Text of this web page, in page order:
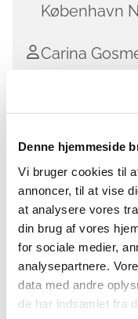
Denne hjemmeside
Vi bruger cookies til
annoncer, til at vise
at analysere vores
din brug af vores
for sociale medier,
analysepartnere.
data med andre
de har indsamlet fra
København
Carina
I læsekredsen
og ældre litteratur,
sted.
Vi mødes den
11.30 i kirkens krypt.
NB: Læsekredsen
måned.